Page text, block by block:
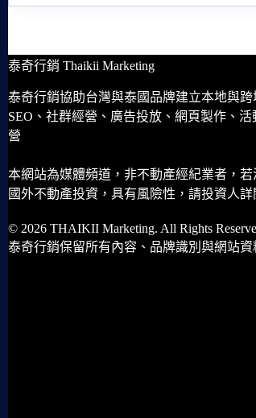
泰奇行銷 Thaikii Marketing
泰奇行銷協助台灣與泰國品牌建立本地與
SEO、社群經營、廣告投放、網頁製作、
營
本網站為媒體頻道，非不動產經紀業者，
國外不動產投資，具有風險性，請投資人
© 2026 THAIKII Marketing. All Rights
泰奇行銷保留所有內容、品牌識別與網站資